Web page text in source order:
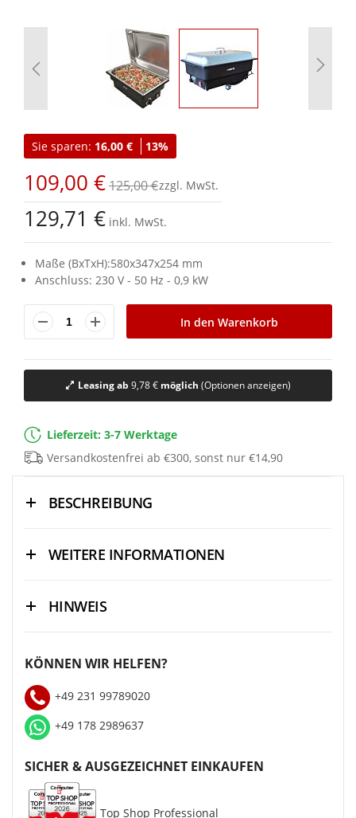
Anfang
der
springen
Sie sparen: 16,00 € 13%
109,00 €125,00 €
129,71 € inkl. MwSt.
Maße (BxTxH):580x347x254 mm
Anschluss: 230 V - 50 Hz - 0,9 kW
In den Warenkorb
Leasing ab 9,78 €möglich (Optionen anzeigen)
Lieferzeit: 3-7 Werktage
Versandkostenfrei ab €300, sonst nur €14,90
BESCHREIBUNG
WEITERE INFORMATIONEN
HINWEIS
KÖNNEN WIR HELFEN?
+49 231 99789020
+49 178 2989637
SICHER & AUSGEZEICHNET EINKAUFEN
Top Shop Professional